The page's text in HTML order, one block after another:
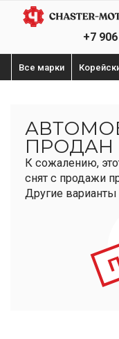
+7
Все марки
ПРОДАН
К сожалению,
снят с продажи
Другие